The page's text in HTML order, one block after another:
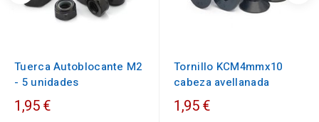
Tuerca Autoblocante M2
- 5 unidades
1,95 €
Tornillo KCM4mmx10
cabeza avellanada
1,95 €